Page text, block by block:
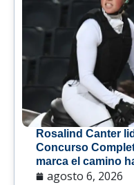
Rosalind Canter
Concurso
marca el camino
agosto 6, 2026